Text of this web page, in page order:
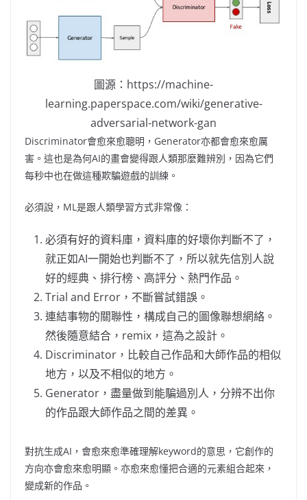
圖源：https://machine-
learning.paperspace.com/wiki/generative-
adversarial-network-gan
Discriminator會愈來愈聰明，Generator亦都會愈來愈厲
害。這也是為何AI的畫會變得跟人類那麼難辨別，因為它們
每秒中也在做這種欺騙遊戲的訓練。
必須說，ML是跟人類學習方式非常像：
必須有好的資料庫，資料庫的好壞你判斷不了，
就正如AI一開始也判斷不了，所以就先信別人說
好的經典、排行榜、高評分、熱門作品。
Trial and Error，不斷嘗試錯誤。
連結事物的關聯性，構成自己的圖像聯想網絡。
然後隨意結合，remix，這為之設計。
Discriminator，比較自己作品和大師作品的相似
地方，以及不相似的地方。
Generator，盡量做到能騙過別人，分辨不出你
的作品跟大師作品之間的差異。
對抗生成AI，會愈來愈準確理解keyword的意思，它創作的
方向亦會愈來愈明顯。亦愈來愈懂把合適的元素組合起來，
變成新的作品。